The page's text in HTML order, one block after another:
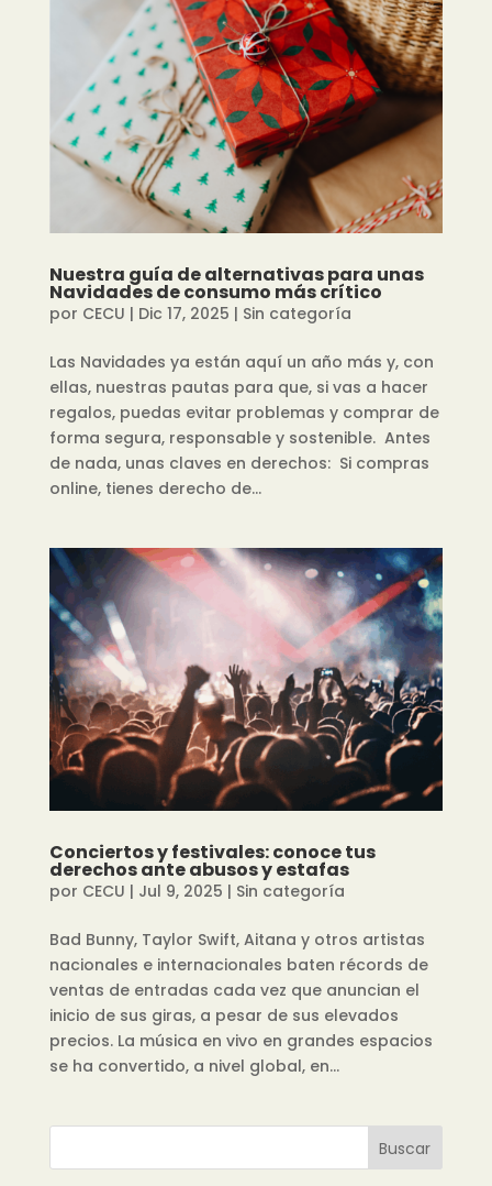
Nuestra guía de alternativas para unas
Navidades de consumo más crítico
por CECU | Dic 17, 2025 | Sin categoría
Las Navidades ya están aquí un año más y, con
ellas, nuestras pautas para que, si vas a hacer
regalos, puedas evitar problemas y comprar de
forma segura, responsable y sostenible. Antes
de nada, unas claves en derechos: Si compras
online, tienes derecho de...
Conciertos y festivales: conoce tus
derechos ante abusos y estafas
por CECU | Jul 9, 2025 | Sin categoría
Bad Bunny, Taylor Swift, Aitana y otros artistas
nacionales e internacionales baten récords de
ventas de entradas cada vez que anuncian el
inicio de sus giras, a pesar de sus elevados
precios. La música en vivo en grandes espacios
se ha convertido, a nivel global, en...
Buscar